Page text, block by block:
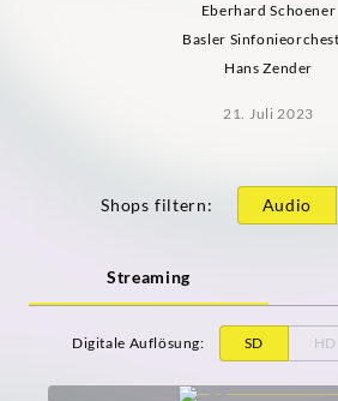
Eberhard Schoener
Basler
Hans Zender
21. Juli 2023
Shops filtern: Audio
Streaming
Digitale Auflösung: SD HD